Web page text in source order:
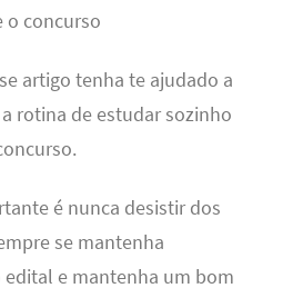
o concurso
artigo tenha te ajudado a
rotina de estudar sozinho
é nunca desistir dos
se mantenha
e mantenha um bom